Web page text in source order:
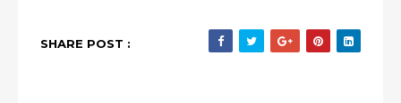
SHARE POST :